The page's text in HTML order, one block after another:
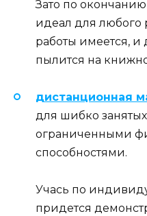
Зато по
идеал для любого
работы имеется,
пылится на
дистанционная
для шибко
ограниченными
способностями.
Учась по
придется